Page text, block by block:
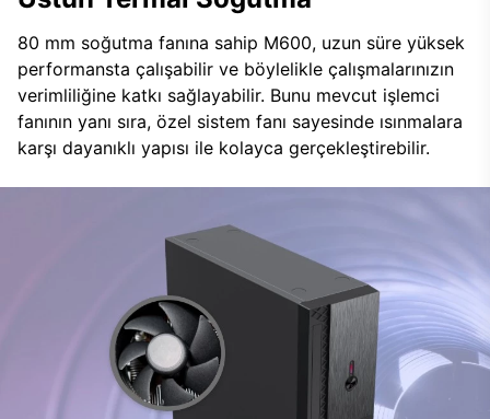
80 mm soğutma fanına sahip M600, uzun süre yüksek
performansta çalışabilir ve böylelikle çalışmalarınızın
verimliliğine katkı sağlayabilir. Bunu mevcut işlemci
fanının yanı sıra, özel sistem fanı sayesinde ısınmalara
karşı dayanıklı yapısı ile kolayca gerçekleştirebilir.